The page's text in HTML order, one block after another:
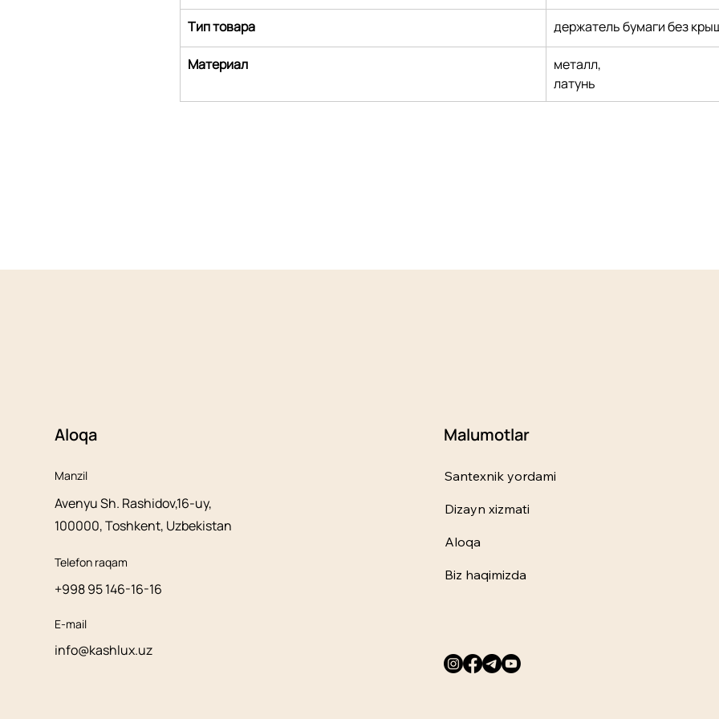
Тип товара держатель бумаги без
Материал
металл,
латунь
Aloqa
Manzil
Avenyu Sh. Rashidov,16-uy,
100000, Toshkent, Uzbekistan
Telefon raqam
+998 95 146-16-16
E-mail
info@kashlux.uz
Malumotlar
Santexnik yordami
Dizayn xizmati
Aloqa
Biz haqimizda